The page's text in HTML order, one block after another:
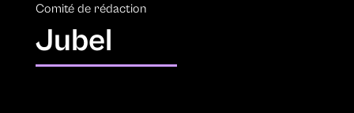
Comité de rédaction
Jubel